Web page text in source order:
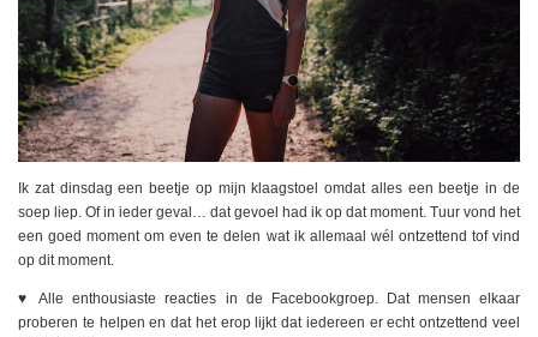
Ik zat dinsdag een beetje op mijn klaagstoel omdat alles een beetje in de
soep liep. Of in ieder geval… dat gevoel had ik op dat moment. Tuur vond het
een goed moment om even te delen wat ik allemaal wél ontzettend tof vind
op dit moment.
♥️ Alle enthousiaste reacties in de Facebookgroep. Dat mensen elkaar
proberen te helpen en dat het erop lijkt dat iedereen er echt ontzettend veel